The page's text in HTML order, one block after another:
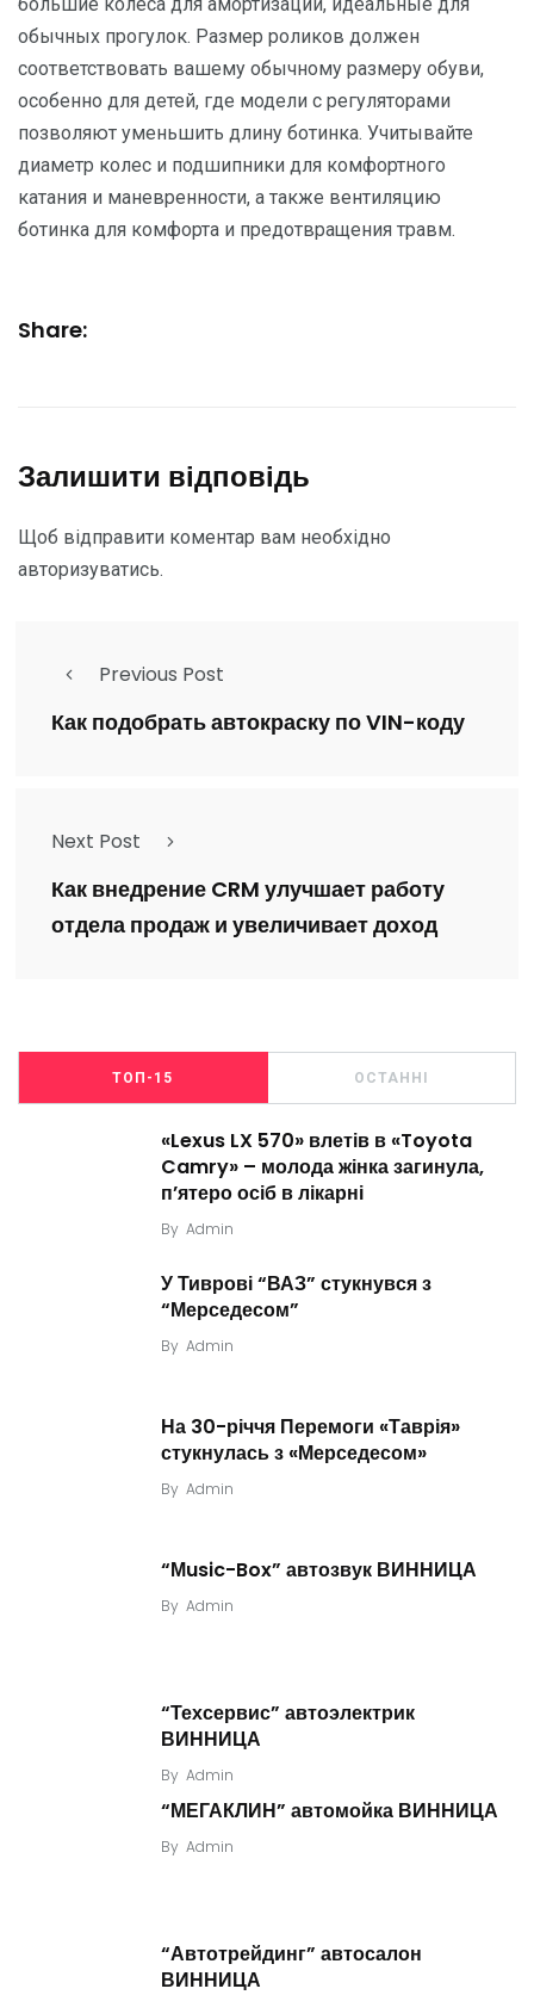
обычных прогулок. Размер роликов должен
соответствовать вашему обычному размеру обуви,
особенно для детей, где модели с регуляторами
позволяют уменьшить длину ботинка. Учитывайте
диаметр колес и подшипники для комфортного
катания и маневренности, а также вентиляцию
ботинка для комфорта и предотвращения травм.
Share:
Залишити відповідь
Щоб відправити коментар вам необхідно
авторизуватись.
Previous Post
Как подобрать автокраску по VIN-коду
Next Post
Как внедрение CRM улучшает работу
отдела продаж и увеличивает доход
ТОП-15 ОСТАННІ
«Lexus LX 570» влетів в «Toyota
Camry» – молода жінка загинула,
п’ятеро осіб в лікарні
By Admin
У Тиврові “ВАЗ” стукнувся з
“Мерседесом”
By Admin
На 30-річчя Перемоги «Таврія»
стукнулась з «Мерседесом»
By Admin
“Мusic-Box” автозвук ВИННИЦА
By Admin
“Техсервис” автоэлектрик
ВИННИЦА
By Admin
“МЕГАКЛИН” автомойка ВИННИЦА
By Admin
“Автотрейдинг” автосалон
ВИННИЦА